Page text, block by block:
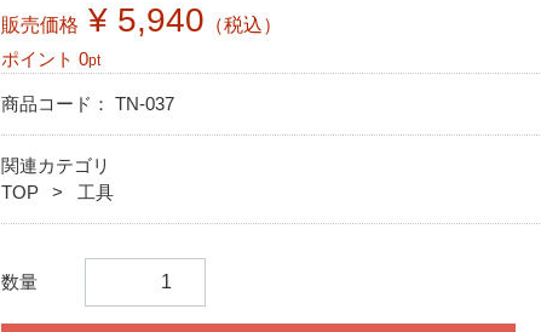
販売価格 ¥ 5,940 （税込）
ポイント 0pt
商品コード： TN-037
関連カテゴリ
TOP
工具
数量